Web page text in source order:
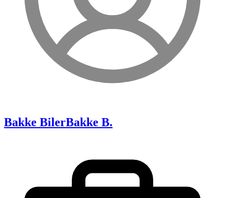
Bakke BilerBakke B.